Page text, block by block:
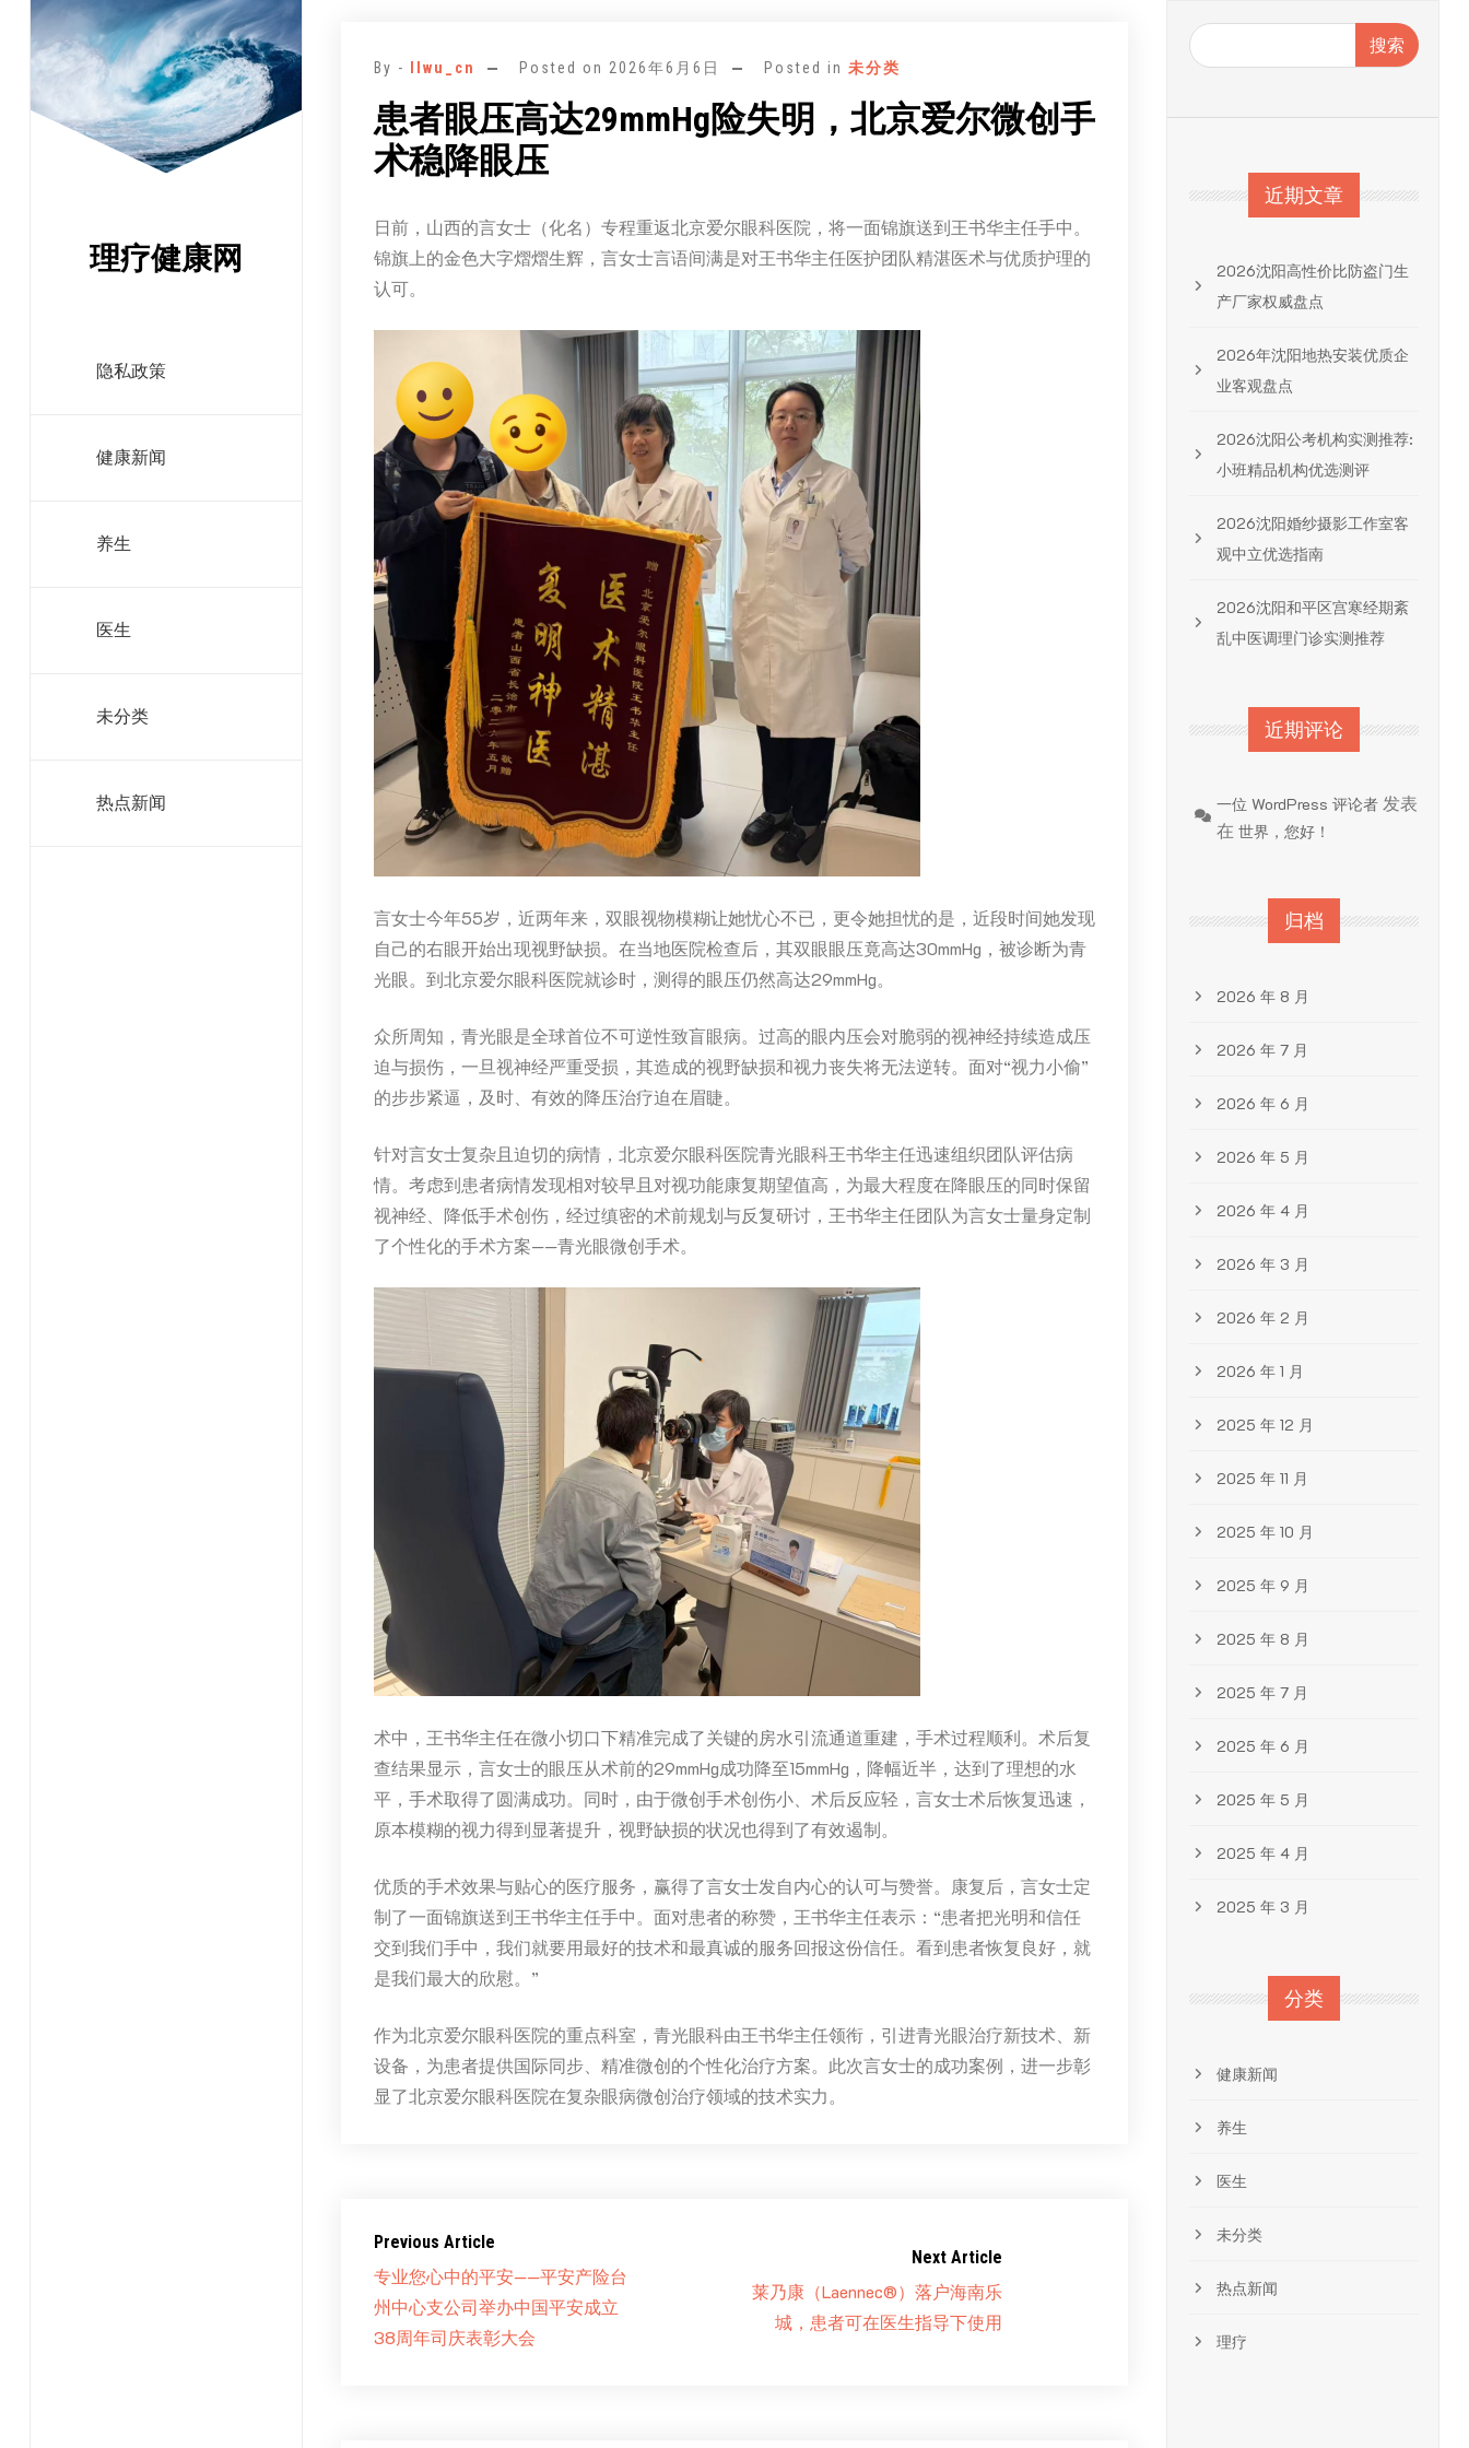
理疗健康网
隐私政策
健康新闻
养生
医生
未分类
热点新闻
By - llwu_cn Posted on 2026年6月6日 Posted in 未分类
患者眼压高达29mmHg险失明，北京爱尔微创手
术稳降眼压
日前，山西的言女士（化名）专程重返北京爱尔眼科医院，将一面锦旗送到王书华主任手中。
锦旗上的金色大字熠熠生辉，言女士言语间满是对王书华主任医护团队精湛医术与优质护理的
认可。
言女士今年55岁，近两年来，双眼视物模糊让她忧心不已，更令她担忧的是，近段时间她发现
自己的右眼开始出现视野缺损。在当地医院检查后，其双眼眼压竟高达30mmHg，被诊断为青
光眼。到北京爱尔眼科医院就诊时，测得的眼压仍然高达29mmHg。
众所周知，青光眼是全球首位不可逆性致盲眼病。过高的眼内压会对脆弱的视神经持续造成压
迫与损伤，一旦视神经严重受损，其造成的视野缺损和视力丧失将无法逆转。面对“视力小偷”
的步步紧逼，及时、有效的降压治疗迫在眉睫。
针对言女士复杂且迫切的病情，北京爱尔眼科医院青光眼科王书华主任迅速组织团队评估病
情。考虑到患者病情发现相对较早且对视功能康复期望值高，为最大程度在降眼压的同时保留
视神经、降低手术创伤，经过缜密的术前规划与反复研讨，王书华主任团队为言女士量身定制
了个性化的手术方案——青光眼微创手术。
术中，王书华主任在微小切口下精准完成了关键的房水引流通道重建，手术过程顺利。术后复
查结果显示，言女士的眼压从术前的29mmHg成功降至15mmHg，降幅近半，达到了理想的水
平，手术取得了圆满成功。同时，由于微创手术创伤小、术后反应轻，言女士术后恢复迅速，
原本模糊的视力得到显著提升，视野缺损的状况也得到了有效遏制。
优质的手术效果与贴心的医疗服务，赢得了言女士发自内心的认可与赞誉。康复后，言女士定
制了一面锦旗送到王书华主任手中。面对患者的称赞，王书华主任表示：“患者把光明和信任
交到我们手中，我们就要用最好的技术和最真诚的服务回报这份信任。看到患者恢复良好，就
是我们最大的欣慰。”
作为北京爱尔眼科医院的重点科室，青光眼科由王书华主任领衔，引进青光眼治疗新技术、新
设备，为患者提供国际同步、精准微创的个性化治疗方案。此次言女士的成功案例，进一步彰
显了北京爱尔眼科医院在复杂眼病微创治疗领域的技术实力。
Previous Article
专业您心中的平安——平安产险台
州中心支公司举办中国平安成立
38周年司庆表彰大会
Next Article
莱乃康（Laennec®）落户海南乐
城，患者可在医生指导下使用
搜索
近期文章
2026沈阳高性价比防盗门生
产厂家权威盘点
2026年沈阳地热安装优质企
业客观盘点
2026沈阳公考机构实测推荐:
小班精品机构优选测评
2026沈阳婚纱摄影工作室客
观中立优选指南
2026沈阳和平区宫寒经期紊
乱中医调理门诊实测推荐
近期评论
一位 WordPress 评论者 发表
在世界，您好！
归档
2026 年 8 月
2026 年 7 月
2026 年 6 月
2026 年 5 月
2026 年 4 月
2026 年 3 月
2026 年 2 月
2026 年 1 月
2025 年 12 月
2025 年 11 月
2025 年 10 月
2025 年 9 月
2025 年 8 月
2025 年 7 月
2025 年 6 月
2025 年 5 月
2025 年 4 月
2025 年 3 月
分类
健康新闻
养生
医生
未分类
热点新闻
理疗